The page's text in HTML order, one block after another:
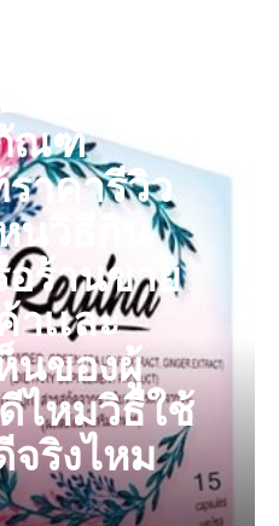
ะไร
ณฑ์
าคารีวิว
นวิธีกิน
อร้านขาย
เเละ
นของผู้
ไหมวิธีใช้
จริงไหม